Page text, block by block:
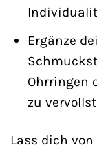
Ergänze
Ohrringen
zu
Lass dich